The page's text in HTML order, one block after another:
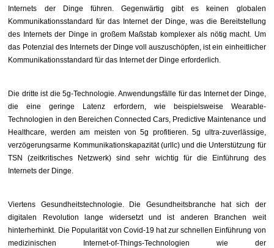
Internets der Dinge führen. Gegenwärtig gibt es keinen globalen
Kommunikationsstandard für das Internet der Dinge, was die Bereitstellung
des Internets der Dinge in großem Maßstab komplexer als nötig macht. Um
das Potenzial des Internets der Dinge voll auszuschöpfen, ist ein einheitlicher
Kommunikationsstandard für das Internet der Dinge erforderlich.
Die dritte ist die 5g-Technologie. Anwendungsfälle für das Internet der Dinge,
die eine geringe Latenz erfordern, wie beispielsweise Wearable-
Technologien in den Bereichen Connected Cars, Predictive Maintenance und
Healthcare, werden am meisten von 5g profitieren. 5g ultra-zuverlässige,
verzögerungsarme Kommunikationskapazität (urllc) und die Unterstützung für
TSN (zeitkritisches Netzwerk) sind sehr wichtig für die Einführung des
Internets der Dinge.
Viertens Gesundheitstechnologie. Die Gesundheitsbranche hat sich der
digitalen Revolution lange widersetzt und ist anderen Branchen weit
hinterherhinkt. Die Popularität von Covid-19 hat zur schnellen Einführung von
medizinischen Internet-of-Things-Technologien wie der